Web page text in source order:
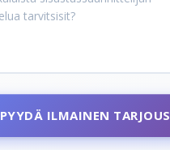
PYYDÄ ILMAINEN TARJOUS